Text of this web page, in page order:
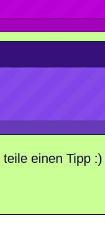
einen Tipp :)